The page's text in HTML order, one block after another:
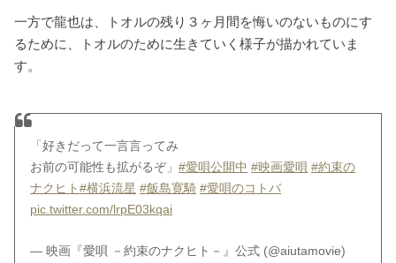
一方で龍也は、トオルの残り３ヶ月間を悔いのないものにす
るために、トオルのために生きていく様子が描かれていま
す。
「好きだって一言言ってみ
お前の可能性も拡がるぞ」#愛唄公開中 #映画愛唄 #約束の
ナクヒト#横浜流星 #飯島寛騎 #愛唄のコトバ
pic.twitter.com/lrpE03kqai
— 映画『愛唄 －約束のナクヒト－』公式 (@aiutamovie)